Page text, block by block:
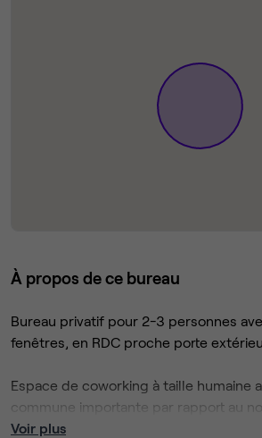
À propos de ce bureau
Bureau privatif pour 2-3 personnes
fenêtres, en RDC proche porte
Espace de coworking à taille humaine
commune importante par rapport au
(>100m²) : accueil, espace café,
Voir plus